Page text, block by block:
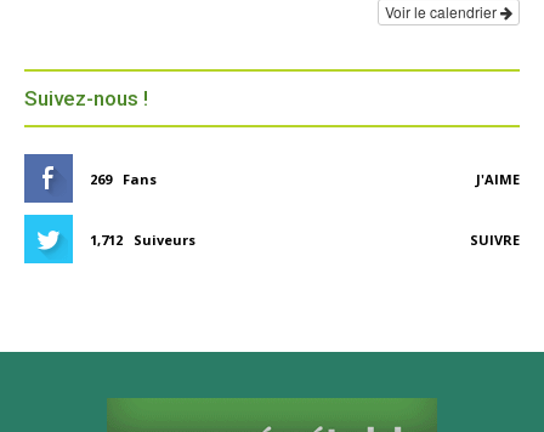
Voir le calendrier
Suivez-nous !
269 Fans J'AIME
1,712 Suiveurs SUIVRE